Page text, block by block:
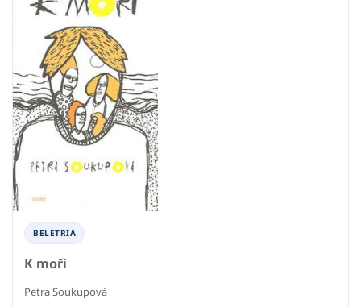
BELETRIA
K moři
Petra Soukupová